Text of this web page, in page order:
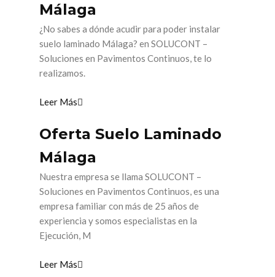
Málaga
¿No sabes a dónde acudir para poder instalar
suelo laminado Málaga? en SOLUCONT –
Soluciones en Pavimentos Continuos, te lo
realizamos.
Leer Más
Oferta Suelo Laminado
Málaga
Nuestra empresa se llama SOLUCONT –
Soluciones en Pavimentos Continuos, es una
empresa familiar con más de 25 años de
experiencia y somos especialistas en la
Ejecución, M
Leer Más